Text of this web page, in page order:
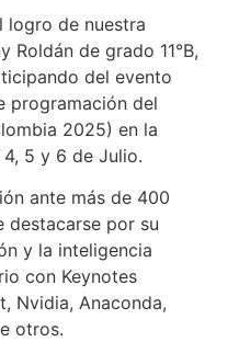
logro de nuestra
Roldán de grado 11°B,
del evento
programación del
2025) en la
5 y 6 de Julio.
ante más de 400
destacarse por su
y la inteligencia
con Keynotes
Nvidia, Anaconda,
otros.